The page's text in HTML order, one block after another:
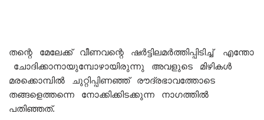
തന്റെ മേലേക്ക് വീണവന്റെ ഷർട്ടിലമർത്തിപ്പിടിച്ച് എന്തോ
ചോദിക്കാനായുമ്പോഴായിരുന്നു അവളുടെ മിഴികൾ
മരക്കൊമ്പിൽ ചുറ്റിപ്പിണഞ്ഞ് രൗദ്രഭാവത്തോടെ
തങ്ങളെത്തന്നെ നോക്കിക്കിടക്കുന്ന നാഗത്തിൽ
പതിഞ്ഞത്.